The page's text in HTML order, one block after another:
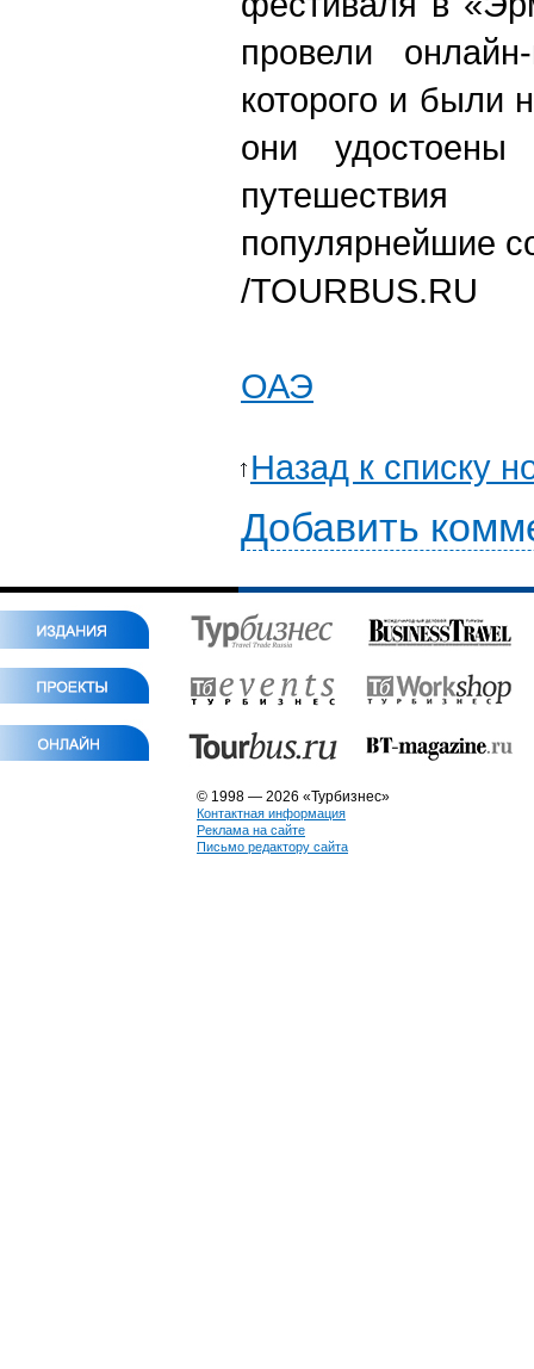
провели
которого и были
они удостоены
популярнейшие
/TOURBUS.RU
ОАЭ
Назад к списку
Добавить
© 1998 — 2026 «Турбизнес»
Контактная информация
Реклама на сайте
Письмо редактору сайта